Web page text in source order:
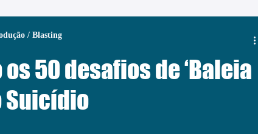
50 desafios de ‘Baleia
Suicídio
/ Blasting